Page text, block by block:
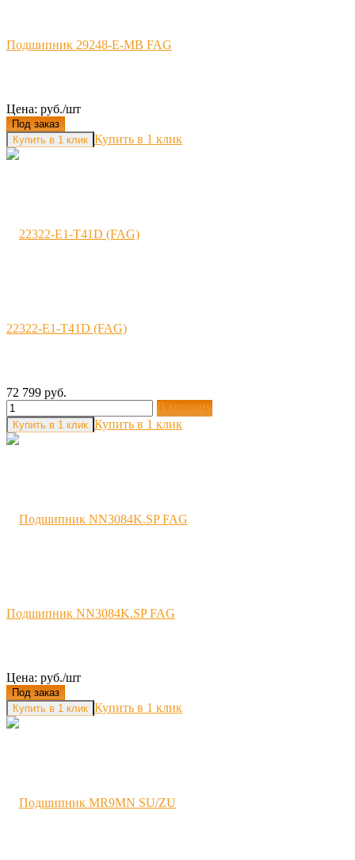
Подшипник 29248-E-MB FAG
Цена: руб./шт
Под заказ
Купить в 1 клик
22322-E1-Т41D (FAG)
72 799 руб.
В корзину
Купить в 1 клик
Подшипник NN3084K.SP FAG
Цена: руб./шт
Под заказ
Купить в 1 клик